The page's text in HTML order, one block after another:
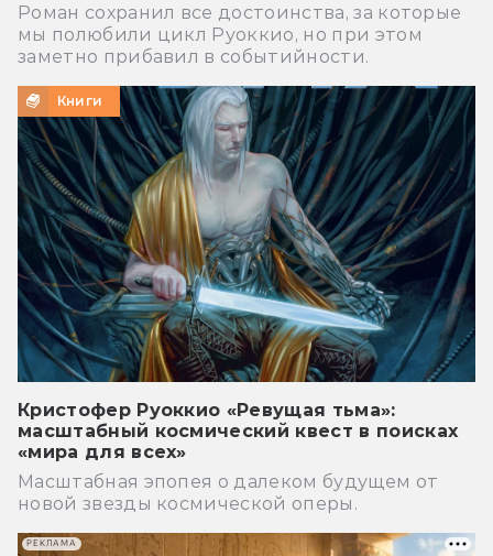
Роман сохранил все достоинства, за которые
мы полюбили цикл Руоккио, но при этом
заметно прибавил в событийности.
Книги
Кристофер Руоккио «Ревущая тьма»:
масштабный космический квест в поисках
«мира для всех»
Масштабная эпопея о далеком будущем от
новой звезды космической оперы.
РЕКЛАМА